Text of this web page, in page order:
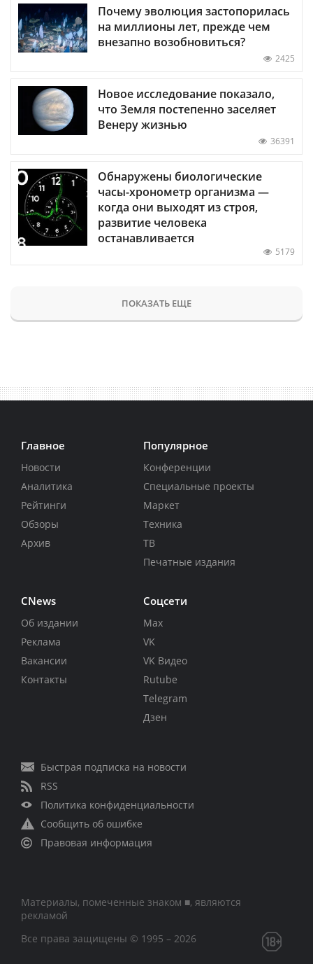
Почему эволюция застопорилась
на миллионы лет, прежде чем
внезапно возобновиться?
2425
Новое исследование показало,
что Земля постепенно заселяет
Венеру жизнью
36391
Обнаружены биологические
часы-хронометр организма —
когда они выходят из строя,
развитие человека
останавливается
5179
ПОКАЗАТЬ ЕЩЕ
Главное
Новости
Аналитика
Рейтинги
Обзоры
Архив
Популярное
Конференции
Специальные проекты
Маркет
Техника
ТВ
Печатные издания
CNews
Об издании
Реклама
Вакансии
Контакты
Соцсети
Max
VK
VK Видео
Rutube
Telegram
Дзен
Быстрая подписка на новости
RSS
Политика конфиденциальности
Сообщить об ошибке
Правовая информация
Материалы, помеченные знаком ■, являются
рекламой
Все права защищены © 1995 – 2026